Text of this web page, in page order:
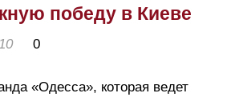
победу в Киеве
0
«Одесса», которая ведет